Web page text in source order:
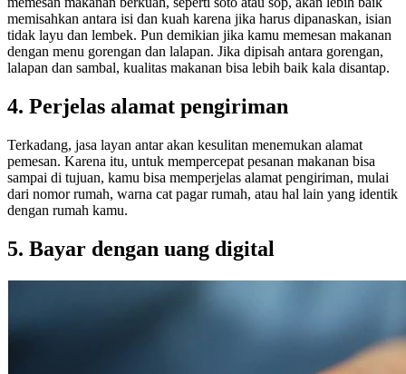
memisahkan antara isi dan kuah karena jika harus dipanaskan, isian
tidak layu dan lembek. Pun demikian jika kamu memesan makanan
dengan menu gorengan dan lalapan. Jika dipisah antara gorengan,
lalapan dan sambal, kualitas makanan bisa lebih baik kala disantap.
4. Perjelas alamat pengiriman
Terkadang, jasa layan antar akan kesulitan menemukan alamat
pemesan. Karena itu, untuk mempercepat pesanan makanan bisa
sampai di tujuan, kamu bisa memperjelas alamat pengiriman, mulai
dari nomor rumah, warna cat pagar rumah, atau hal lain yang identik
dengan rumah kamu.
5. Bayar dengan uang digital